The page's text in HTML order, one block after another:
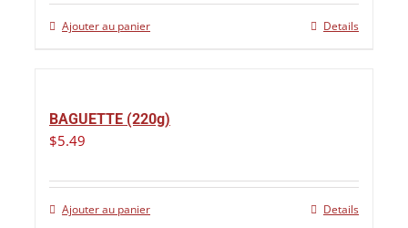
Ajouter au panier Details
BAGUETTE (220g)
$5.49
Ajouter au panier Details